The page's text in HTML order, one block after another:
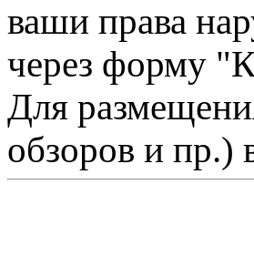
ваши права
через форму
Для
обзоров и пр.)